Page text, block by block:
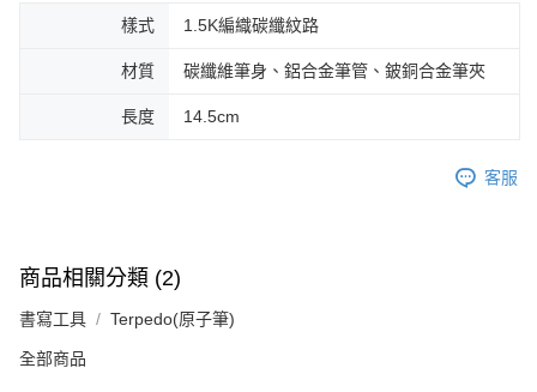
樣式 1.5K編織碳纖紋路
材質 碳纖維筆身、鋁合金筆管、鈹銅合金筆夾
長度 14.5cm
客服
商品相關分類 (2)
書寫工具 Terpedo(原子筆)
全部商品